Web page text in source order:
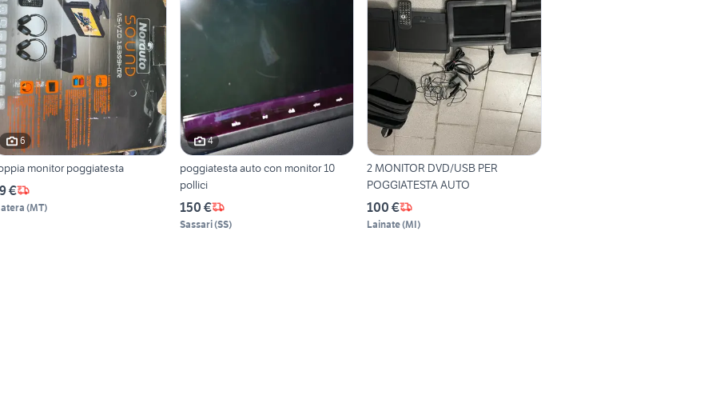
6
monitor poggiatesta
€
(MT)
4
poggiatesta auto con monitor 10
pollici
150 €
Sassari(SS)
2 MONITOR DVD/USB PER
POGGIATESTA AUTO
100 €
Lainate(MI)